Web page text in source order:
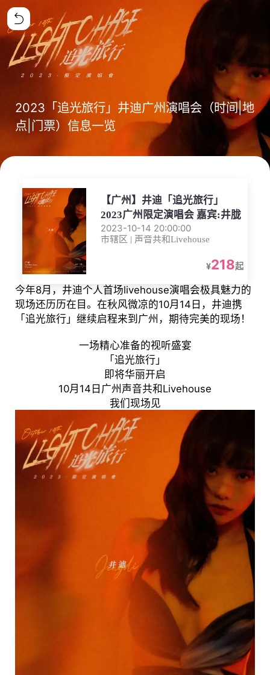
2023「追光旅行」井迪广州演唱会（时间|地
点|门票）信息一览
【广州】井迪「追光旅行」
2023广州限定演唱会 嘉宾:井胧
2023-10-14 20:00:00
市辖区 | 声音共和Livehouse
¥218起
今年8月，井迪个人首场livehouse演唱会极具魅力的
现场还历历在目。在秋风微凉的10月14日，井迪携
「追光旅行」继续启程来到广州，期待完美的现场！
一场精心准备的视听盛宴
「追光旅行」
即将华丽开启
10月14日广州声音共和Livehouse
我们现场见